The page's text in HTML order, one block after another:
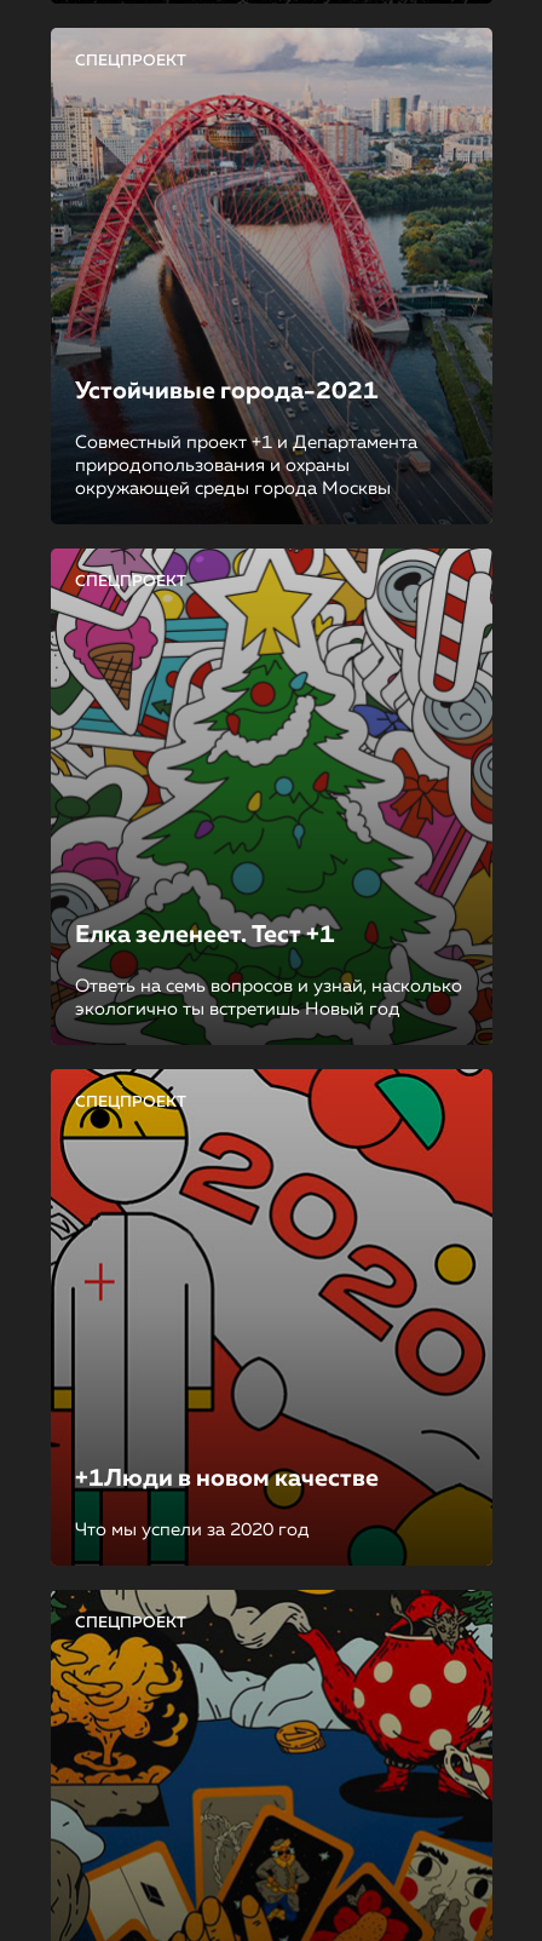
СПЕЦПРОЕКТ
Устойчивые города-2021
Совместный проект +1 и Департамента
природопользования и охраны
окружающей среды города Москвы
СПЕЦПРОЕКТ
Елка зеленеет. Тест +1
Ответь на семь вопросов и узнай, насколько
экологично ты встретишь Новый год
СПЕЦПРОЕКТ
+1Люди в новом качестве
Что мы успели за 2020 год
СПЕЦПРОЕКТ